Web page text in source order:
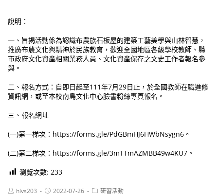
說明：
一、旨揭活動係為認識布農族石板屋的建築工藝美學與山林智慧，
推廣布農文化與精神於民族教育，歡迎全國地區各級學校教師、縣
市政府文化資產相關業務人員、文化資產保存之文史工作者報名參
與。
二、報名方式：自即日起至111年7月29日止，於全國教師在職進修
資訊網，或至本校南島文化中心臉書粉絲專頁報名。
三、報名網址
(一)第一梯次：https://forms.gle/PdGBmHJ6HWbNsygn6。
(二)第二梯次：https://forms.gle/3mTTmAZMBB49w4KU7。
瀏覽次數: 233
Posthlvs203
Post2022-07-26
Post研習活動